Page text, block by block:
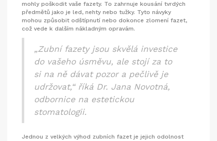
mohly poškodit vaše fazety. To zahrnuje kousání tvrdých
předmětů jako je led, nehty nebo tužky. Tyto návyky
mohou způsobit odštípnutí nebo dokonce zlomení fazet,
což vede k dalším nákladným opravám.
„Zubní fazety jsou skvělá investice
do vašeho úsměvu, ale stojí za to
si na ně dávat pozor a pečlivě je
udržovat,“ říká Dr. Jana Novotná,
odbornice na estetickou
stomatologii.
Jednou z velkých výhod zubních fazet je jejich odolnost